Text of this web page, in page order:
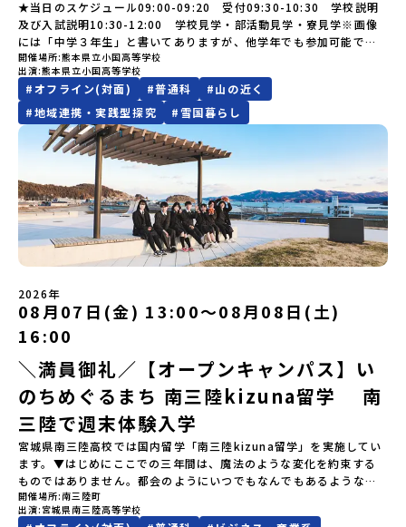
教育事業や地域活性モデルをつくり続けています。名 称：一般財
団法人地域・教育魅力化プラットフォーム設 立：2017年3月代表
者：岩本 悠所在地：〒690-0842 島根県松江市東本町二丁目25-6
みらいBASE2階 その他所在地公式HP：http://c-platform.or.jp/
お問い合わせ先担当：小川・小原E-mail：info@miratabi.jp「お
ためし地域留学体験」のプログラム開催情報を公式LINEにて配信
中！ぜひご登録ください♪地域みらい留学公式LINE
い場合は、当選を取り消しとさせていただきます。当選取り消しが
あった場合は、繰り上げ当選者へご連絡させていただきます。登録
メールアドレスの変更をご希望の場合は下記の地域みらい留学公式
LINEよりご連絡をお願いします。※受信制限設定をしていると、通
知メールをお受け取りいただけません。その場合は、
「@miratabi.jp」からのメールを受信できるよう設定をお願いいた
します。※結果に関する個別のお問合せにはお答えしておりません
ので、ご了承ください。・お申し込みについてお申込はお一人様1回
限りです。PC・スマートフォンからお申込ください。申込後の内容
変更はできません。お申込時は、メールアドレスの入力間違いにご
注意ください。・宿泊について１室に複数(同性2～4名程度)で宿泊
いただく予定です。・食事アレルギー対応について個別の詳細なア
レルギー対応希望にはお応えしかねる場合がございます。対応が必
要な場合は必ず事前にご相談ください。・参加取消や急遽参加でき
なくなった場合について参加決定後の参加お取り消しはご遠慮下さ
い。やむを得ないお取り消しの場合はお早めに事務局までご連絡く
合、以下のルールに沿って対応させていただきます。ご了承くださ
い。プログラム開催日の前日＜7月27日＞から、【キャンセルのご連
絡日：お支払いいただく旅行代金】・21日目にあたる日以前：無
の前日：40％・プログラム開始日当日：50％・ご連絡無しでの不参
加またはプログラム開始後の解除：100％・催行中止について天候な
どの状況等によって開催を見合わせる可能性があります。その場合
は原則、開催日1週間前までにご連絡いたします。又、最少催行人数
に達しなかった場合は、開催日3週間前までに催行中止の旨をメール
にてご連絡いたします。・よくあるご質問その他、よくあるご質問
についてはこちらをご確認ください。運営団体について＜プログラ
ム主催：一般財団法人地域・教育魅力化プラットフォーム＞「意志
ある若者にあふれる持続可能な地域・社会をつくる」というビジョ
ンを掲げ、2017年3月に島根県に設立した教育事業団体です。日本
けど大丈夫？」「どんな体験ができるの？」そんな保護者様の不安
や、中学生のみなさんの素朴な疑問にスタッフが直接お答えしま
す。チャットでの質問も可能ですので、ぜひご自宅からリラックス
してご参加ください。▼お申し込み前に必ずご確認ください・参加
規約への同意プログラムへの参加申し込みいただく前に、「お申し
込みに関する各規約」への同意が必須となります。ご確認くださ
い。・抽選による参加者決定についてお申込みいただいた方の中か
ら抽選の上、締め切り日から1週間を目途に、お申し込み時に記入い
ただいたメールアドレス宛に「当選／落選メール」をお送りいたし
ます。当選者は、メールに記載された「当選確認フォーム」に3日以
内に回答いただき、確認フォームの提出をもって参加確定とさせて
いただきます。当選確認フォームの期日までにご回答いただけない
場合は、当選を取り消しとさせていただきます。当選取り消しがあ
った場合は、繰り上げ当選者へご連絡させていただきます。登録メ
ールアドレスの変更をご希望の場合は下記の地域みらい留学公式
LINEよりご連絡をお願いします。※受信制限設定をしていると、通
「@miratabi.jp」からのメールを受信できるよう設定をお願いいた
します。※結果に関する個別のお問合せにはお答えしておりません
ので、ご了承ください。・お申し込みについてお申込はお一人様1回
変更はできません。お申込時は、メールアドレスの入力間違いにご
注意ください。・宿泊について１室に複数(同性2～4名程度)で宿泊
いただく予定です。・食事アレルギー対応について個別の詳細なア
レルギー対応希望にはお応えしかねる場合がございます。対応が必
要な場合は必ず事前にご相談ください。・参加取消や急遽参加でき
なくなった場合について参加決定後の参加お取り消しはご遠慮下さ
い。やむを得ないお取り消しの場合はお早めに事務局までご連絡く
ださい。・キャンセルポリシーやむを得ない参加お取り消しの場
合、以下のルールに沿って対応させていただきます。ご了承くださ
い。プログラム開催日の前日＜8月2日＞から、【キャンセルのご連
🎵体験のおすすめポイント体験プログラム内容（予定）＜1日目＞
（PM）「オリエンテーション」「地熱染色・発電所見学」 -八幡
平市の自然を知る -地球のチカラを使ったアートづくり「ペンショ
ンで夕食」「1日目の振り返り」「星空観察」※希望者＜2日目＞
（AM）「平舘（たいらだて）高校見学」 -高校生活をイメージし
よう「郷土料理・BBQ」 -高校生・地元の方と交流を深める
（PM）「“八幡平市”体感ワークショップ」 -あけびづるで表札づく
なで振り返り対話＜3日目＞（AM）「大更駅複合施設の見学」「振
り返りワークショップ」 -個人での振り返り -グループでの振り
返り「お土産・昼食」（PM） 解散 ※天候の状況や参加人数によっ
てプログラムを変更する場合がございます。参加概要【開催場所】
岩手県八幡平市【実施日程】8月3日（月）〜8月5日（水）※参加が
確定した方には7月9日(木) 18:30～20：00に 「参加者向け事前オ
ンラインセッション」をご案内する予定です。【集合場所・時間】
14:30 解散【対象】中学2年生、中学3年生【宿泊先】ペンションき
らく※1室に複数(同性2～4名程度)で宿泊いただく予定です。【旅行
代金】無料※旅行代金に含まれる費用のうち、以下の内容が無料と
なります：・宿泊費（2泊分）・プログラム内のアクティビティ・体
験費用・一部の食事代*以下の費用は参加者のご負担となります・集
合場所までの往復交通費・お土産代や自由時間の個人飲食費などの
個人的費用【募集人数】最大10名（お申し込み多数の場合は抽選の
上決定）【参加者決定】お申し込み多数の場合は、締め切り後1週間
を目途に当落結果をご連絡いたします。【申し込み締切】6月8日
(月)12：00 から 6月22日(月) 12：00まで疑問も不安もワクワクに
変える！「おためし地域留学」ステップアップ説明会プログラムの
内容を詳しく知りたい方や、お申し込みを迷われている方向けに
Zoomでのオンライン配信を行います。知りたい情報のレベルに合
わせて、以下の2つのステップをご活用ください。【STEP 1】全体
しりとう）、西には世界遺産に認定されている秘境・知床半島（し
れとこはんとう）、鶴や白鳥など珍しい野鳥の宝庫である野付半島
（のつけはんとう）をながめることができ、ミルクの里の牧草地が
広がる牛の酪農（らくのう）もさかんで、海と緑と川の自然と生き
物が豊かな町です！標津町はさらに「鮭（さけ）の聖地」としても
有名。江戸時代には将軍家にも贈られたほどで、今では「日本遺
産」に登録されています。一万年前から続く伝統的な「鮭」の産業
とともに人々の豊かな暮らしがあります。一万年前の縄文時代か
ら、人々の間で大切に守り受け継がれ、厳しい大自然と向き合い、
山・海・川がもたらす恵みに深く感謝しながら生きていく姿勢は今
も息づく「命の循環」です。日本遺産にも認定されている「サケ」
の伝統産業や、雄大な知床の裾野で命を育む酪農の歴史など、自然
の営みの一部として共生してきた風土が存在します。標津高校で
は、地域と連携して「食」を考える「フードデザイン」の授業がお
すすめの一つです。生徒たちが地元の素材を活かしたメニュー開発
を行い、町内の学校給食に「標高給食DAY」としてオリジナル給食
ける活動を行っています。今回のプログラムでは、この取り組みを
行う高校生たちと一緒に夕食づくりを体験。地域の食文化と向き合
っている先輩から直接話を聞くことができます🎵先輩たちとの交流
んな他にはないスペシャルな魅力がギュッと詰まった北海道標津町
でアクティビティをしたり、五感で感じるフィールドワークをしな
がら「雄大な自然と生き物」「伝統的な産業と人々の暮らし」の魅
力に触れ一緒に探求しませんか？体験のおすすめポイント体験プロ
グラム内容（予定）＜１日目＞（PM）「オリエンテーション・自己
紹介ワーク」「サーモン科学館見学」 -「鮭の聖地・しべつ」の歴
史や成り立ちを知る「夕食」 -高校生も一緒にみんなで夕食「1日
目の振り返り会」＜2日目＞（AM）「 ポー川史跡公園散策または渓
流釣り体験」 -1万年前の縄文文化に触れる -渓流釣りで自然を満
喫（PM）「地引網体験」 -地元の方との交流「自由時間：海の公
★当日のスケジュール09:00-09:20 受付09:30-10:30 学校説明
及び入試説明10:30-12:00 学校見学・部活動見学・寮見学※画像
には「中学３年生」と書いてありますが、他学年でも参加可能で
す！
開催場所 熊本県立小国高等学校
出演 熊本県立小国高等学校
#オフライン(対面) #普通科 #山の近く
#地域連携・実践型探究 #雪国暮らし
2026年
08月07日(金) 13:00〜08月08日(土)
16:00
＼満員御礼／【オープンキャンパス】い
のちめぐるまち 南三陸kizuna留学 南
三陸で週末体験入学
宮城県南三陸高校では国内留学「南三陸kizuna留学」を実施してい
ます。▼はじめにここでの三年間は、魔法のような変化を約束する
ものではありません。都会のようにいつでもなんでもあるような便
利さではないし、冬の寒さは少し厳しいかもしれません。何かにチ
ャレンジしようと思えば、壁にぶつかることだってあるはずです。
開催場所 南三陸町
出演 宮城県南三陸高等学校